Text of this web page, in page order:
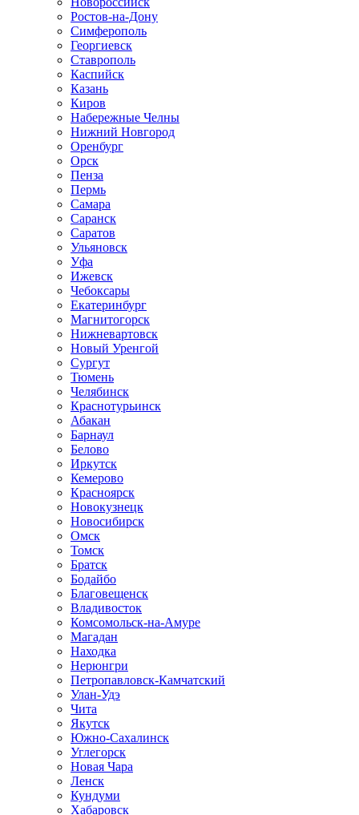
Ростов-на-Дону
Симферополь
Георгиевск
Ставрополь
Каспийск
Казань
Киров
Набережные Челны
Нижний Новгород
Оренбург
Орск
Пенза
Пермь
Самара
Саранск
Саратов
Ульяновск
Уфа
Ижевск
Чебоксары
Екатеринбург
Магнитогорск
Нижневартовск
Новый Уренгой
Сургут
Тюмень
Челябинск
Краснотурьинск
Абакан
Барнаул
Белово
Иркутск
Кемерово
Красноярск
Новокузнецк
Новосибирск
Омск
Томск
Братск
Бодайбо
Благовещенск
Владивосток
Комсомольск-на-Амуре
Магадан
Находка
Нерюнгри
Петропавловск-Камчатский
Улан-Удэ
Чита
Якутск
Южно-Сахалинск
Углегорск
Новая Чара
Ленск
Кундуми
Хабаровск